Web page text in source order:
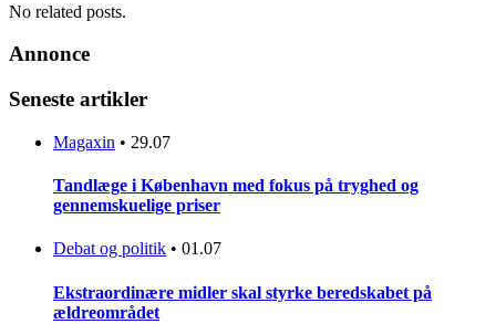
No related posts.
Annonce
Seneste artikler
Magaxin • 29.07
Tandlæge i København med fokus på tryghed og
gennemskuelige priser
Debat og politik • 01.07
Ekstraordinære midler skal styrke beredskabet på
ældreområdet